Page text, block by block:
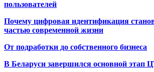
пользователей
Почему цифровая идентификация
частью современной жизни
От подработки до собственного бизнеса
В Беларуси завершился основной этап